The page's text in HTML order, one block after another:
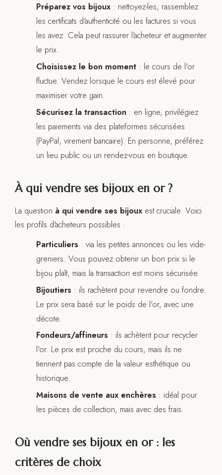
Préparez vos bijoux : nettoyez-les, rassemblez
les certificats d'authenticité ou les factures si vous
les avez. Cela peut rassurer l'acheteur et augmenter
le prix.
Choisissez le bon moment : le cours de l'or
fluctue. Vendez lorsque le cours est élevé pour
maximiser votre gain.
Sécurisez la transaction : en ligne, privilégiez
les paiements via des plateformes sécurisées
(PayPal, virement bancaire). En personne, préférez
un lieu public ou un rendez-vous en boutique.
À qui vendre ses bijoux en or ?
La question à qui vendre ses bijoux est cruciale. Voici
les profils d'acheteurs possibles :
Particuliers : via les petites annonces ou les vide-
greniers. Vous pouvez obtenir un bon prix si le
bijou plaît, mais la transaction est moins sécurisée.
Bijoutiers : ils rachètent pour revendre ou fondre.
Le prix sera basé sur le poids de l'or, avec une
décote.
Fondeurs/affineurs : ils achètent pour recycler
l'or. Le prix est proche du cours, mais ils ne
tiennent pas compte de la valeur esthétique ou
historique.
Maisons de vente aux enchères : idéal pour
les pièces de collection, mais avec des frais.
Où vendre ses bijoux en or : les
critères de choix